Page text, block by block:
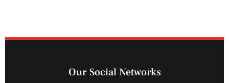
Our Social Networks